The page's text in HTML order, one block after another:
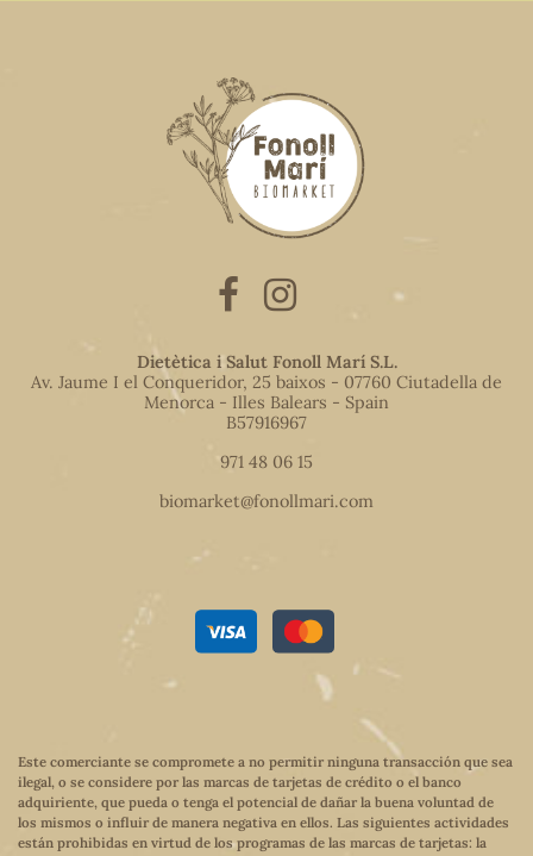
Dietètica i Salut Fonoll Marí S.L.
Av. Jaume I el Conqueridor, 25 baixos - 07760 Ciutadella de
Menorca - Illes Balears - Spain
B57916967
971 48 06 15
biomarket@fonollmari.com
Este comerciante se compromete a no permitir ninguna transacción que sea
ilegal, o se considere por las marcas de tarjetas de crédito o el banco
adquiriente, que pueda o tenga el potencial de dañar la buena voluntad de
los mismos o influir de manera negativa en ellos. Las siguientes actividades
están prohibidas en virtud de los programas de las marcas de tarjetas: la